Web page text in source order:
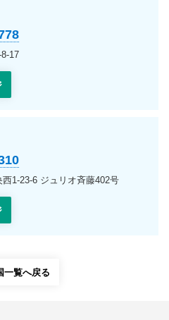
17
1-23-6 ジュリオ斉藤402号
一覧へ戻る